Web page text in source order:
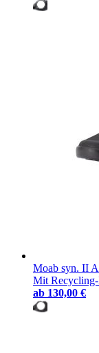
Moab syn. II
Mit
ab 130,00 €